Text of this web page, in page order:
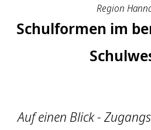
Region
Schulformen im
Auf einen Blick -